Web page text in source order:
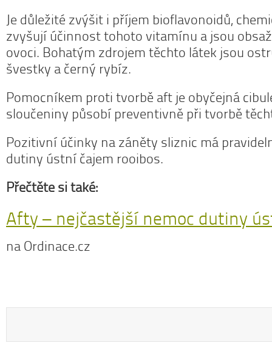
Je důležité zvýšit i příjem bioflavonoidů,
zvyšují účinnost tohoto vitamínu a jsou
ovoci. Bohatým zdrojem těchto látek jsou
švestky a černý rybíz.
Pomocníkem proti tvorbě aft je obyčejná
sloučeniny působí preventivně při tvorbě
Pozitivní účinky na záněty sliznic má
dutiny ústní čajem rooibos.
Přečtěte si také:
Afty – nejčastější nemoc dutiny
na Ordinace.cz